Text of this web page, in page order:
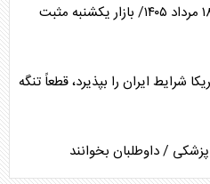
پیش‌بینی بورس فردا یکشنبه ۱۸ مرداد ۱۴۰۵/ بازار یکشنبه مثبت
شرایط ایران را بپذیرد، قطعاً تنگه
/ داوطلبان بخوانند